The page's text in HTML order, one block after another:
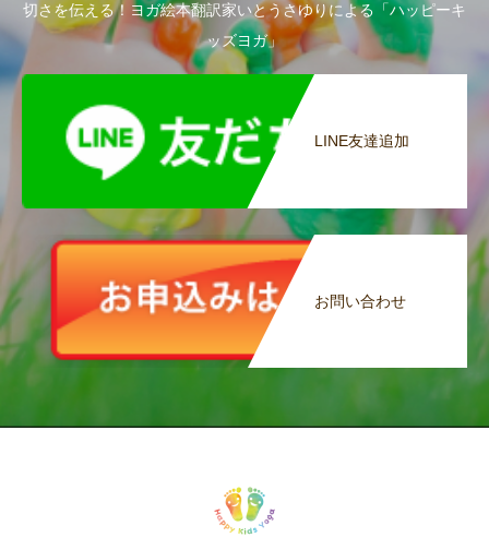
切さを伝える！ヨガ絵本翻訳家いとうさゆりによる「ハッピーキ
ッズヨガ」
LINE友達追加
お問い合わせ